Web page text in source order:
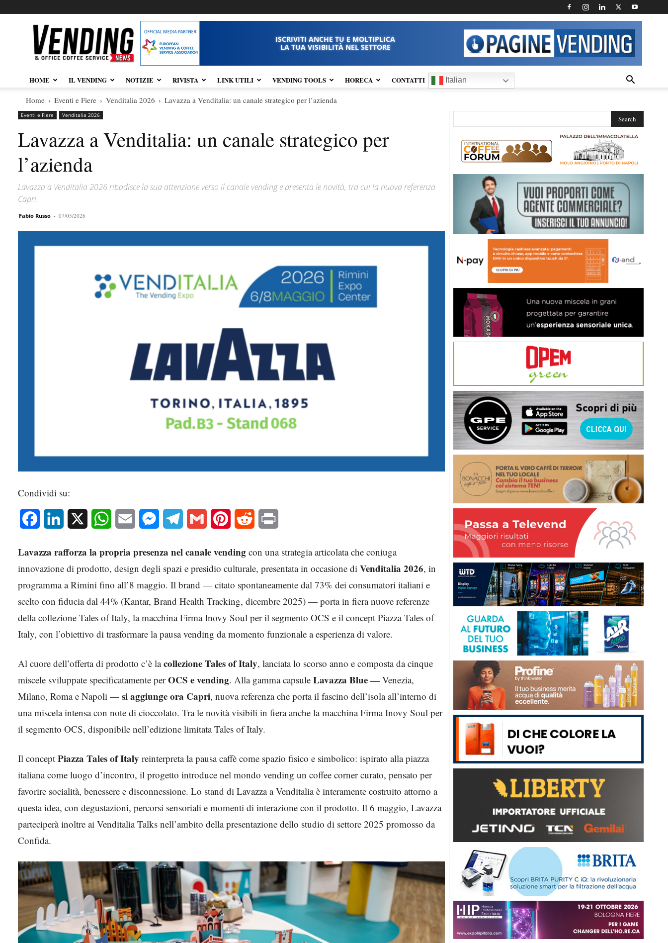
Vendingnews.it
ISCRIVITI ANCHE TU E MOLTIPLICA
LA TUA VISIBILITÀ NEL SETTORE
HOME IL VENDING NOTIZIE RIVISTA LINK UTILI VENDING TOOLS HORECA CONTATTI Italian
Home Eventi e Fiere Venditalia 2026 Lavazza a Venditalia: un canale strategico per l’azienda
Eventi e Fiere Venditalia 2026
Lavazza a Venditalia: un canale strategico per
l’azienda
Lavazza a Venditalia 2026 ribadisce la sua attenzione verso il canale vending e presenta le novità, tra cui la nuova referenza
Capri.
Fabio Russo - 07/05/2026
Condividi su:
Facebook LinkedIn WhatsAppEmail MessengerTelegram Gmail Pinterest Reddit
Lavazza rafforza la propria presenza nel canale vending con una strategia articolata che coniuga
innovazione di prodotto, design degli spazi e presidio culturale, presentata in occasione di Venditalia 2026, in
programma a Rimini fino all’8 maggio. Il brand — citato spontaneamente dal 73% dei consumatori italiani e
scelto con fiducia dal 44% (Kantar, Brand Health Tracking, dicembre 2025) — porta in fiera nuove referenze
della collezione Tales of Italy, la macchina Firma Inovy Soul per il segmento OCS e il concept Piazza Tales of
Italy, con l’obiettivo di trasformare la pausa vending da momento funzionale a esperienza di valore.
Al cuore dell’offerta di prodotto c’è lacollezione Tales of Italy, lanciata lo scorso anno e composta da cinque
miscele sviluppate specificatamente perOCS e vending. Alla gamma capsule Lavazza Blue — Venezia,
Milano, Roma e Napoli — si aggiunge ora Capri, nuova referenza che porta il fascino dell’isola all’interno di
una miscela intensa con note di cioccolato. Tra le novità visibili in fiera anche la macchina Firma Inovy Soul per
il segmento OCS, disponibile nell’edizione limitata Tales of Italy.
Il concept Piazza Tales of Italy reinterpreta la pausa caffè come spazio fisico e simbolico: ispirato alla piazza
italiana come luogo d’incontro, il progetto introduce nel mondo vending un coffee corner curato, pensato per
favorire socialità, benessere e disconnessione. Lo stand di Lavazza a Venditalia è interamente costruito attorno a
questa idea, con degustazioni, percorsi sensoriali e momenti di interazione con il prodotto. Il 6 maggio, Lavazza
parteciperà inoltre ai Venditalia Talks nell’ambito della presentazione dello studio di settore 2025 promosso da
Confida.